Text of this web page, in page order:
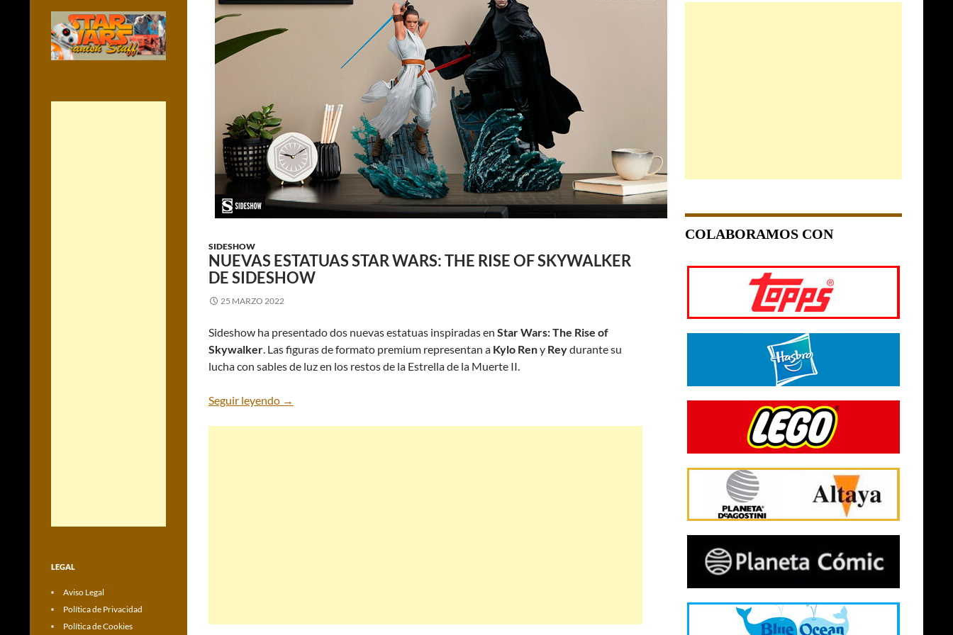
SIDESHOW
NUEVAS ESTATUAS STAR WARS: THE RISE OF SKYWALKER
DE SIDESHOW
25 MARZO 2022
Sideshow ha presentado dos nuevas estatuas inspiradas en Star Wars: The Rise of
Skywalker. Las figuras de formato premium representan a Kylo Reny Reydurante su
luchacon sables de luz en los restos de la Estrella de la Muerte II.
Seguir leyendo Nuevas estatuas Star Wars: The Rise of Skywalker de Sideshow
→
COLABORAMOS CON
LEGAL
Aviso Legal
Política de Privacidad
Política de Cookies